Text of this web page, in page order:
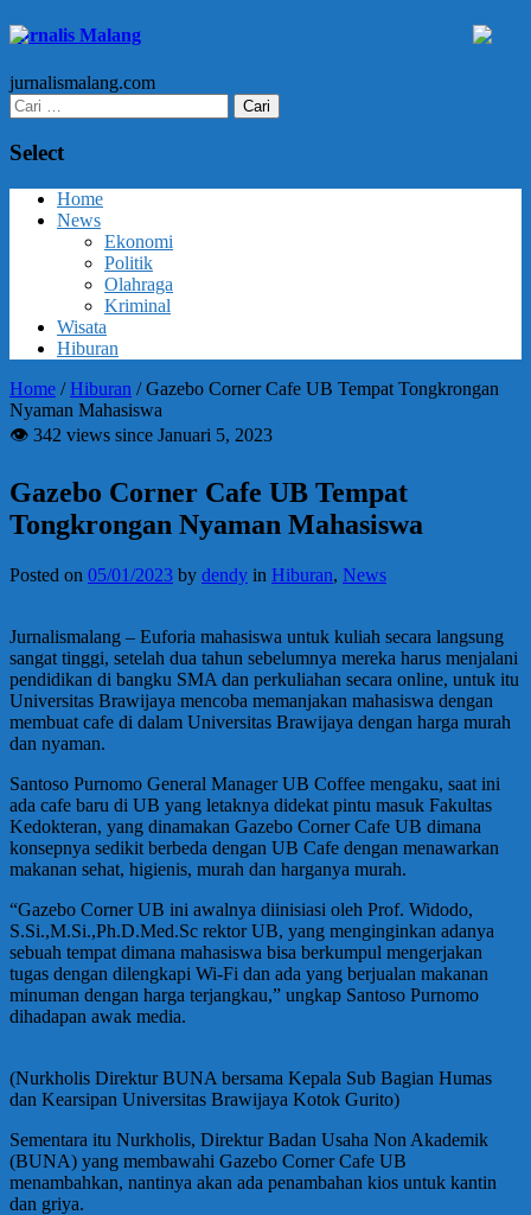
Jurnalis Malang
jurnalismalang.com
Cari
untuk:
Select
Home
News
Ekonomi
Politik
Olahraga
Kriminal
Wisata
Hiburan
Home /Hiburan /Gazebo Corner Cafe UB Tempat Tongkrongan
Nyaman Mahasiswa
👁 342 views since Januari 5, 2023
Gazebo Corner Cafe UB Tempat
Tongkrongan Nyaman Mahasiswa
Posted on 05/01/2023 by dendy in Hiburan, News
Jurnalismalang – Euforia mahasiswa untuk kuliah secara langsung
sangat tinggi, setelah dua tahun sebelumnya mereka harus menjalani
pendidikan di bangku SMA dan perkuliahan secara online, untuk itu
Universitas Brawijaya mencoba memanjakan mahasiswa dengan
membuat cafe di dalam Universitas Brawijaya dengan harga murah
dan nyaman.
Santoso Purnomo General Manager UB Coffee mengaku, saat ini
ada cafe baru di UB yang letaknya didekat pintu masuk Fakultas
Kedokteran, yang dinamakan Gazebo Corner Cafe UB dimana
konsepnya sedikit berbeda dengan UB Cafe dengan menawarkan
makanan sehat, higienis, murah dan harganya murah.
“Gazebo Corner UB ini awalnya diinisiasi oleh Prof. Widodo,
S.Si.,M.Si.,Ph.D.Med.Sc rektor UB, yang menginginkan adanya
sebuah tempat dimana mahasiswa bisa berkumpul mengerjakan
tugas dengan dilengkapi Wi-Fi dan ada yang berjualan makanan
minuman dengan harga terjangkau,” ungkap Santoso Purnomo
dihadapan awak media.
(Nurkholis Direktur BUNA bersama Kepala Sub Bagian Humas
dan Kearsipan Universitas Brawijaya Kotok Gurito)
Sementara itu Nurkholis, Direktur Badan Usaha Non Akademik
(BUNA) yang membawahi Gazebo Corner Cafe UB
menambahkan, nantinya akan ada penambahan kios untuk kantin
dan griya.